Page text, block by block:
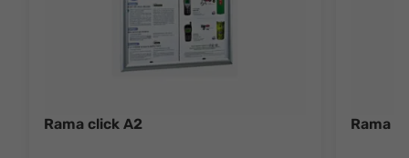
Rama click A2 Rama